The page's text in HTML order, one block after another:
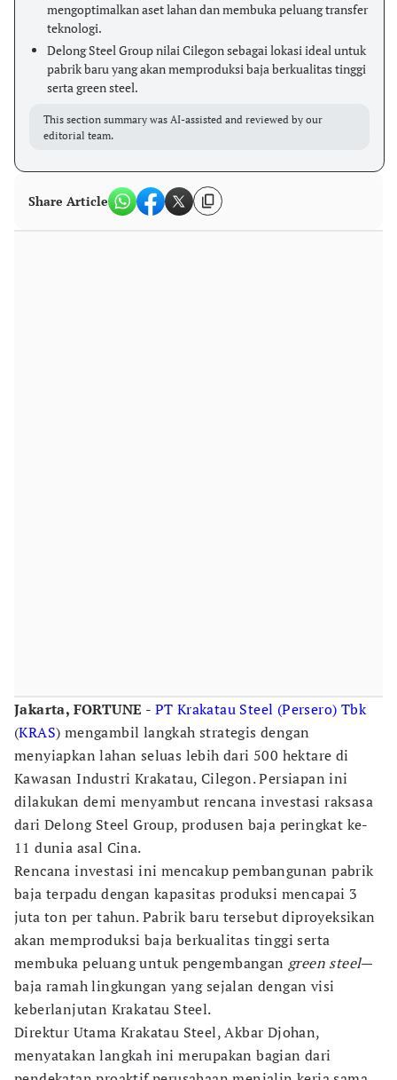
mengoptimalkan aset lahan dan membuka peluang transfer
teknologi.
Delong Steel Group nilai Cilegon sebagai lokasi ideal untuk
pabrik baru yang akan memproduksi baja berkualitas tinggi
serta green steel.
This section summary was AI-assisted and reviewed by our
editorial team.
Share Article
Jakarta, FORTUNE - PT Krakatau Steel (Persero) Tbk
(KRAS) mengambil langkah strategis dengan
menyiapkan lahan seluas lebih dari 500 hektare di
Kawasan Industri Krakatau, Cilegon. Persiapan ini
dilakukan demi menyambut rencana investasi raksasa
dari Delong Steel Group, produsen baja peringkat ke-
11 dunia asal Cina.
Rencana investasi ini mencakup pembangunan pabrik
baja terpadu dengan kapasitas produksi mencapai 3
juta ton per tahun. Pabrik baru tersebut diproyeksikan
akan memproduksi baja berkualitas tinggi serta
membuka peluang untuk pengembangan green steel—
baja ramah lingkungan yang sejalan dengan visi
keberlanjutan Krakatau Steel.
Direktur Utama Krakatau Steel, Akbar Djohan,
menyatakan langkah ini merupakan bagian dari